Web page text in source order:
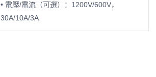
• 電壓/電流（可選）：1200V/600V，
30A/10A/3A